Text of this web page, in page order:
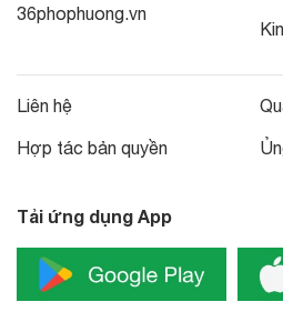
36phophuong.vn
Liên hệ
Hợp tác bản quyền
Tải ứng dụng App